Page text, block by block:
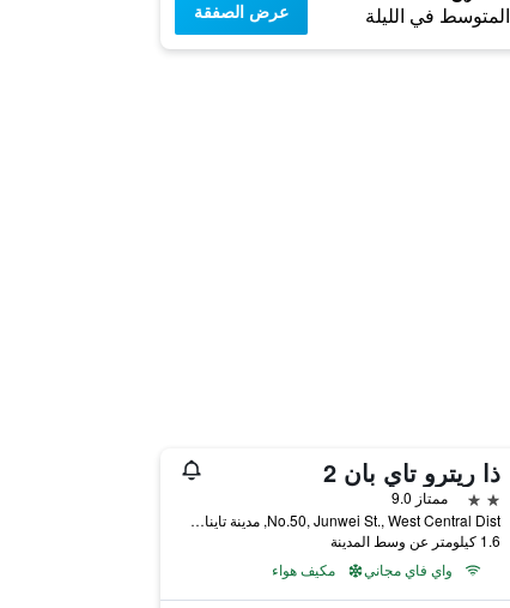
المتوسط في الليلة عرض الصفقة
ذا ريترو تاي بان 2
2 نجمتين
ممتاز 9.0
No.50, Junwei St., West Central Dist, مدينة تاينان, تايوان
1.6 كيلومتر عن وسط المدينة
واي فاي مجاني
مكيف هواء